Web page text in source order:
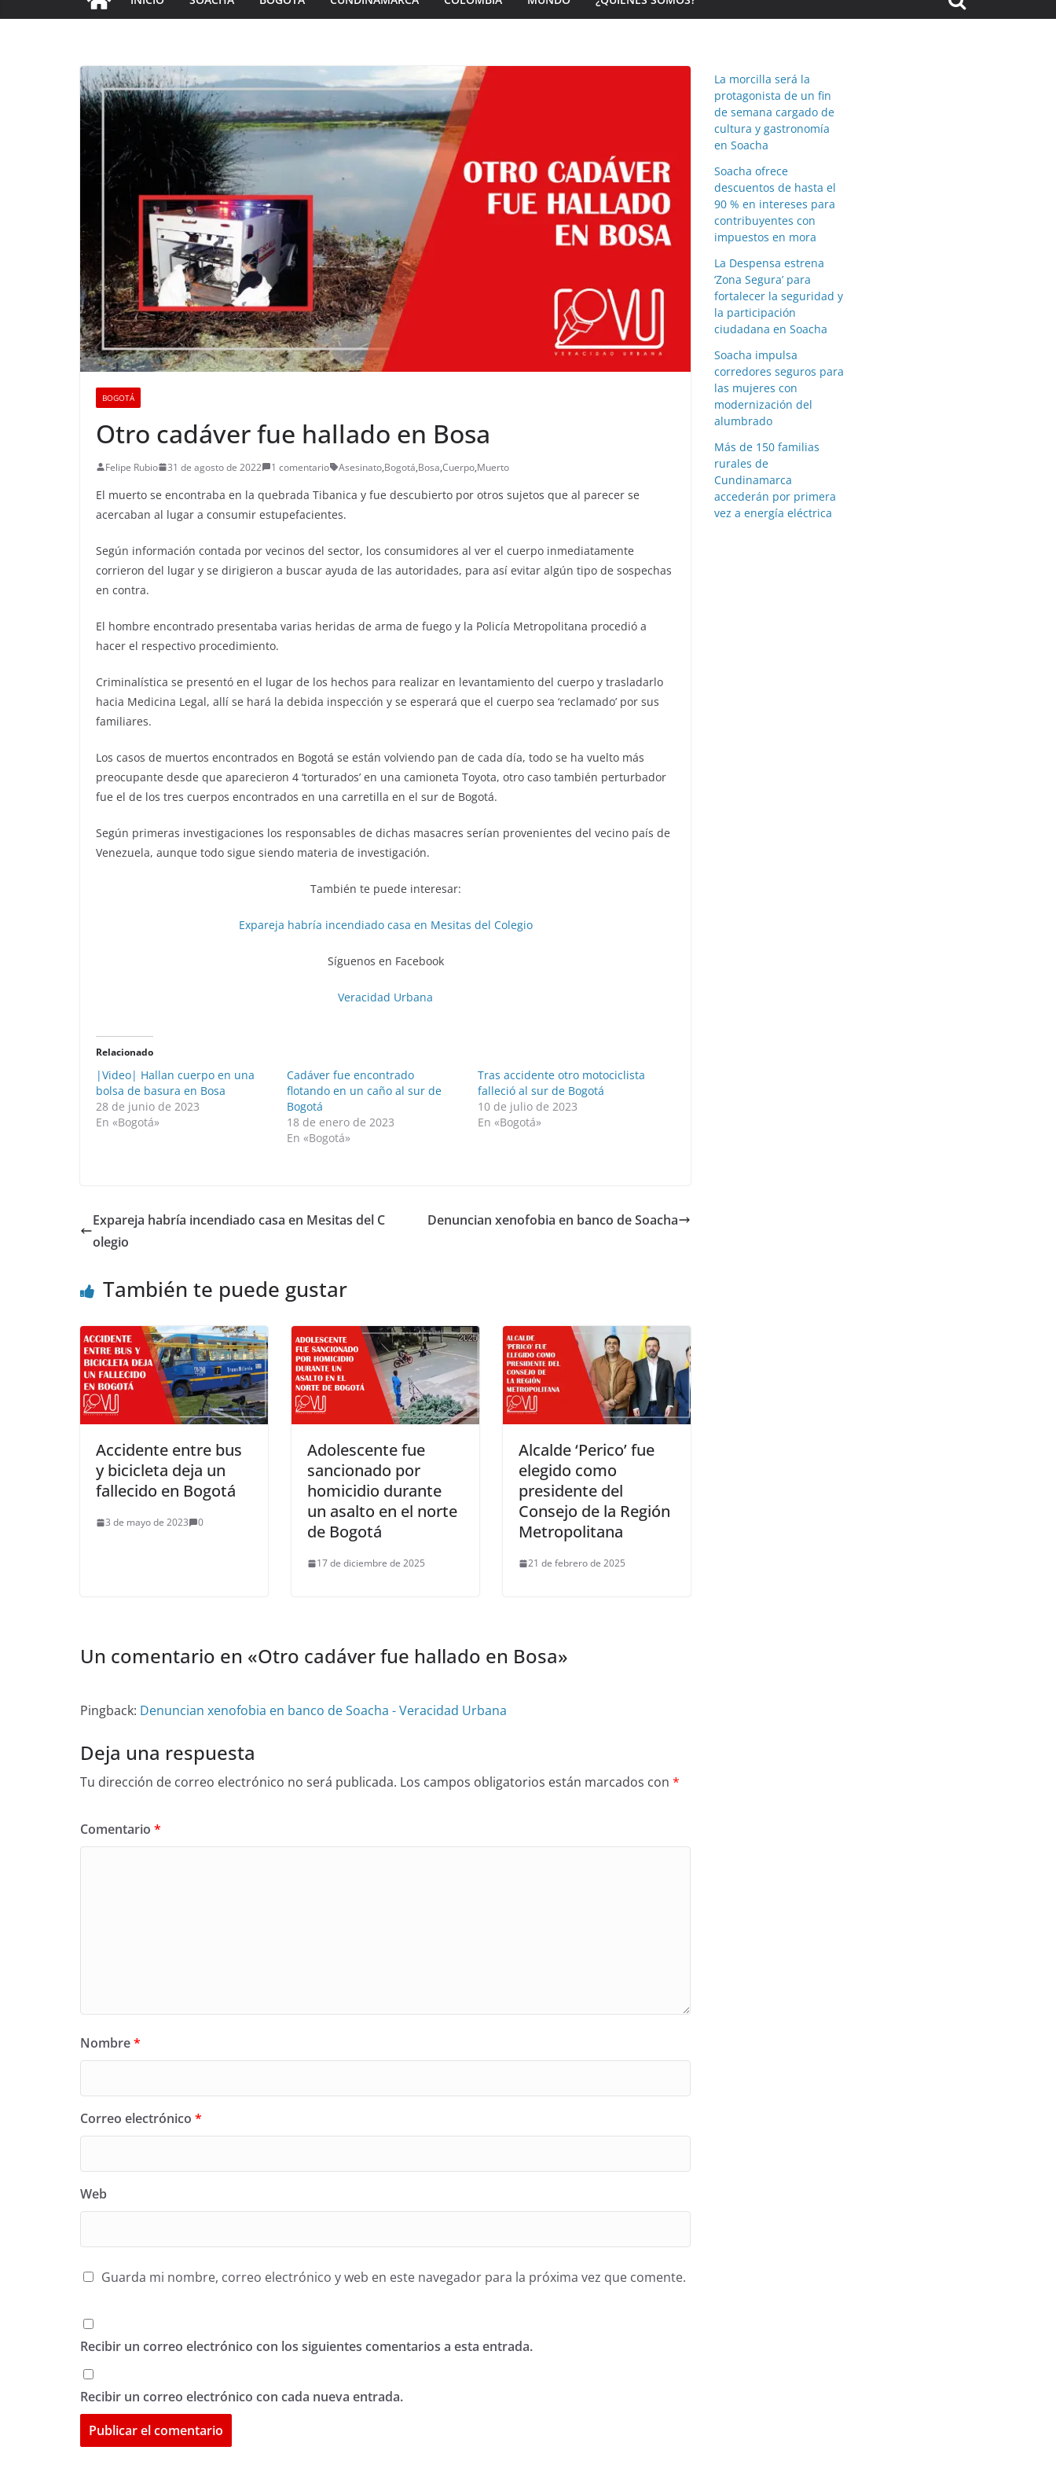
BOGOTÁ
Otro cadáver fue hallado en Bosa
Felipe Rubio 31 de agosto de 2022 1 comentario Asesinato,Bogotá,Bosa,Cuerpo,Muerto
El muerto se encontraba en la quebrada Tibanica y fue descubierto por otros sujetos que al parecer se
acercaban al lugar a consumir estupefacientes.
Según información contada por vecinos del sector, los consumidores al ver el cuerpo inmediatamente
corrieron del lugar y se dirigieron a buscar ayuda de las autoridades, para así evitar algún tipo de sospechas
en contra.
El hombre encontrado presentaba varias heridas de arma de fuego y la Policía Metropolitana procedió a
hacer el respectivo procedimiento.
Criminalística se presentó en el lugar de los hechos para realizar en levantamiento del cuerpo y trasladarlo
hacia Medicina Legal, allí se hará la debida inspección y se esperará que el cuerpo sea ‘reclamado’ por sus
familiares.
Los casos de muertos encontrados en Bogotá se están volviendo pan de cada día, todo se ha vuelto más
preocupante desde que aparecieron 4 ‘torturados’ en una camioneta Toyota, otro caso también perturbador
fue el de los tres cuerpos encontrados en una carretilla en el sur de Bogotá.
Según primeras investigaciones los responsables de dichas masacres serían provenientes del vecino país de
Venezuela, aunque todo sigue siendo materia de investigación.
También te puede interesar:
Expareja habría incendiado casa en Mesitas del Colegio
Síguenos en Facebook
Veracidad Urbana
Relacionado
|Video| Hallan cuerpo en una
bolsa de basura en Bosa
28 de junio de 2023
En «Bogotá»
Cadáver fue encontrado
flotando en un caño al sur de
Bogotá
18 de enero de 2023
En «Bogotá»
Tras accidente otro motociclista
falleció al sur de Bogotá
10 de julio de 2023
En «Bogotá»
Expareja habría incendiado casa en Mesitas del C
olegio
Denuncian xenofobia en banco de Soacha
También te puede gustar
Accidente entre bus
y bicicleta deja un
fallecido en Bogotá
3 de mayo de 2023 0
Adolescente fue
sancionado por
homicidio durante
un asalto en el norte
de Bogotá
17 de diciembre de 2025
Alcalde ‘Perico’ fue
elegido como
presidente del
Consejo de la Región
Metropolitana
21 de febrero de 2025
Un comentario en «Otro cadáver fue hallado en Bosa»
Pingback: Denuncian xenofobia en banco de Soacha - Veracidad Urbana
Deja una respuesta
Tu dirección de correo electrónico no será publicada. Los campos obligatorios están marcados con *
Comentario *
Nombre*
Correo electrónico *
Web
Guarda mi nombre, correo electrónico y web en este navegador para la próxima vez que comente.
Recibir un correo electrónico con los siguientes comentarios a esta entrada.
Recibir un correo electrónico con cada nueva entrada.
La morcilla será la
protagonista de un fin
de semana cargado de
cultura y gastronomía
en Soacha
Soacha ofrece
descuentos de hasta el
90 % en intereses para
contribuyentes con
impuestos en mora
La Despensa estrena
‘Zona Segura’ para
fortalecer la seguridad y
la participación
ciudadana en Soacha
Soacha impulsa
corredores seguros para
las mujeres con
modernización del
alumbrado
Más de 150 familias
rurales de
Cundinamarca
accederán por primera
vez a energía eléctrica